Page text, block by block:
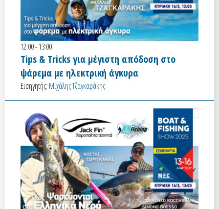
12:00 - 13:00
Tips & Tricks για μέγιστη απόδοση στο
ψάρεμα με ηλεκτρική άγκυρα
Εισηγητής: Μιχάλης Τζαγκαράκης